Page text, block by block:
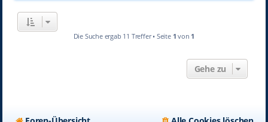
Die Suche ergab 11 Treffer • Seite 1 von 1
Gehe zu